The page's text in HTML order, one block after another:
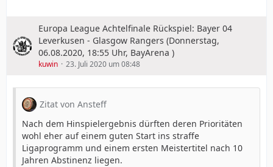
Europa League Achtelfinale Rückspiel: Bayer 04
Leverkusen - Glasgow Rangers (Donnerstag,
06.08.2020, 18:55 Uhr, BayArena )
kuwin 23. Juli 2020 um 08:48
Zitat von Ansteff
Nach dem Hinspielergebnis dürften deren Prioritäten
wohl eher auf einem guten Start ins straffe
Ligaprogramm und einem ersten Meistertitel nach 10
Jahren Abstinenz liegen.